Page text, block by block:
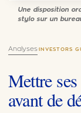
Analyses· INVESTORS
Mettre
avant de
Une disposition
stylo sur un